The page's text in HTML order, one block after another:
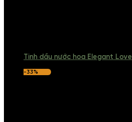
Tinh dầu nước hoa Elegant Love
-33%